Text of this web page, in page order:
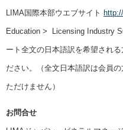
LIMA国際本部ウエブサイト
Education > Licensing Industry
ート全文の日本語訳を希望され
ださい。（全文日本語訳は会員
ただけません）
お問合せ